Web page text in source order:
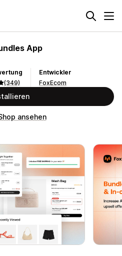
App
(349)
Entwickler
FoxEcom
ansehen